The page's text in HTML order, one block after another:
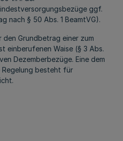
ggf.
nach § 50 Abs. 1 BeamtVG).
Grundbetrag einer zum
einberufenen Waise (§ 3 Abs.
Dezemberbezüge. Eine dem
Regelung besteht für